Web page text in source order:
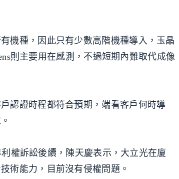
機種，因此只有少數高階機種導入，玉晶
則主要用在感測，不過短期內難取代成像
認證時程都符合預期，端看客戶何時導
權訴訟後續，陳天慶表示，大立光在廈
術能力，目前沒有侵權問題。